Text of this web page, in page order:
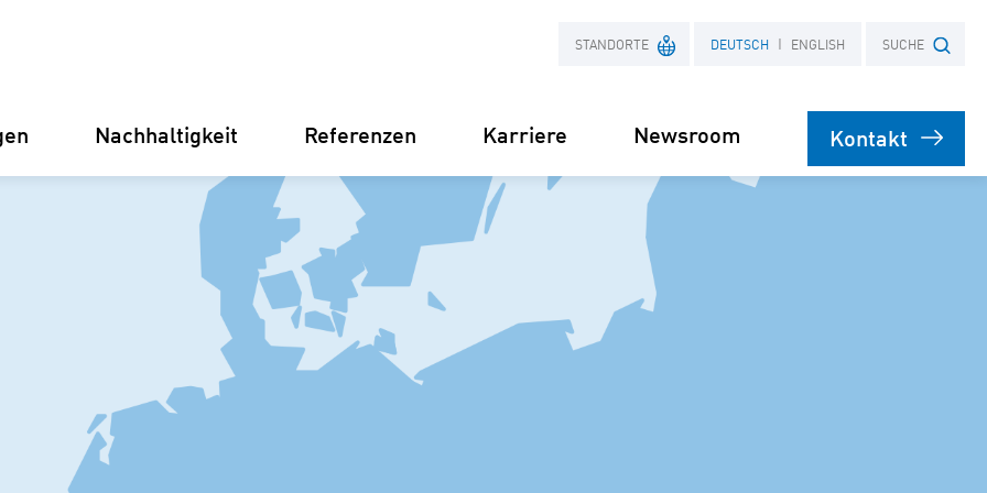
STANDORTE
Deutschland Finnland Frankreich
Kroatien
DEUTSCH ENGLISH SUCHE
Suchbegriff
Umspannwerke
Betriebsführung
Erneuerbare
Stromversorgung
für Unternehmen
Nachhaltigkeit Referenzen Karriere Newsroom Kontakt